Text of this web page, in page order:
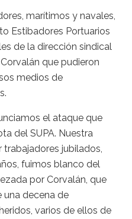
marítimos y navales,
Estibadores Portuarios
de la dirección sindical
que pudieron
medios de
el ataque que
del SUPA. Nuestra
jubilados,
fuimos blanco del
por Corvalán, que
decena de
varios de ellos de